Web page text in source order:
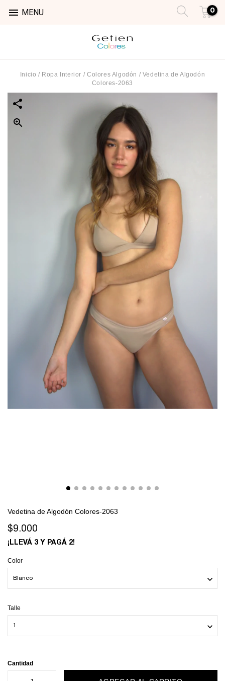
 MENU 0
Inicio / Ropa Interior / Colores Algodón / Vedetina de Algodón
Colores-2063
Vedetina de Algodón Colores-2063
$9.000
¡LLEVÁ 3 Y PAGÁ 2!
Color
Talle
Cantidad